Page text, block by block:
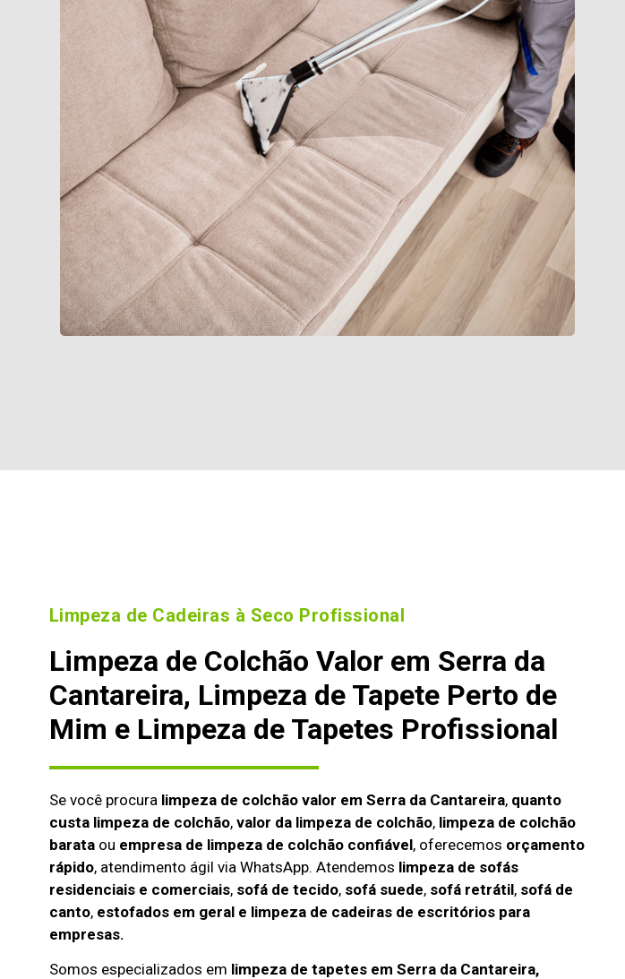
Limpeza de Cadeiras à Seco Profissional
Limpeza de Colchão Valor em Serra da
Cantareira, Limpeza de Tapete Perto de
Mim e Limpeza de Tapetes Profissional
Se você procura limpeza de colchão valor em Serra da Cantareira, quanto
custa limpeza de colchão, valor da limpeza de colchão, limpeza de colchão
barataou empresa de limpeza de colchão confiável, oferecemos orçamento
rápido, atendimento ágil via WhatsApp. Atendemos limpeza de sofás
residenciais e comerciais, sofá de tecido, sofá suede, sofá retrátil, sofá de
canto, estofados em geral e limpeza de cadeiras de escritórios para
empresas.
Somos especializados em limpeza de tapetes em Serra da Cantareira,